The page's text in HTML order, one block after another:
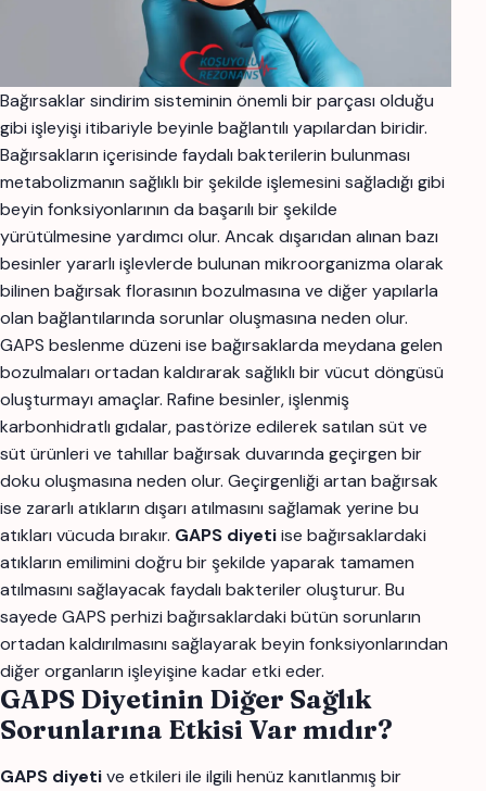
Bağırsaklar sindirim sisteminin önemli bir parçası olduğu
gibi işleyişi itibariyle beyinle bağlantılı yapılardan biridir.
Bağırsakların içerisinde faydalı bakterilerin bulunması
metabolizmanın sağlıklı bir şekilde işlemesini sağladığı gibi
beyin fonksiyonlarının da başarılı bir şekilde
yürütülmesine yardımcı olur. Ancak dışarıdan alınan bazı
besinler yararlı işlevlerde bulunan mikroorganizma olarak
bilinen bağırsak florasının bozulmasına ve diğer yapılarla
olan bağlantılarında sorunlar oluşmasına neden olur.
GAPS beslenme düzeni ise bağırsaklarda meydana gelen
bozulmaları ortadan kaldırarak sağlıklı bir vücut döngüsü
oluşturmayı amaçlar. Rafine besinler, işlenmiş
karbonhidratlı gıdalar, pastörize edilerek satılan süt ve
süt ürünleri ve tahıllar bağırsak duvarında geçirgen bir
doku oluşmasına neden olur. Geçirgenliği artan bağırsak
ise zararlı atıkların dışarı atılmasını sağlamak yerine bu
atıkları vücuda bırakır. GAPS diyetiise bağırsaklardaki
atıkların emilimini doğru bir şekilde yaparak tamamen
atılmasını sağlayacak faydalı bakteriler oluşturur. Bu
sayede GAPS perhizi bağırsaklardaki bütün sorunların
ortadan kaldırılmasını sağlayarak beyin fonksiyonlarından
diğer organların işleyişine kadar etki eder.
GAPS Diyetinin Diğer Sağlık
Sorunlarına Etkisi Var mıdır?
GAPS diyetive etkileri ile ilgili henüz kanıtlanmış bir